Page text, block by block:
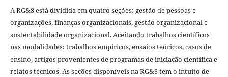
A RG&S está dividida em quatro seções: gestão de pessoas e
organizações, finanças organizacionais, gestão organizacional e
sustentabilidade organizacional. Aceitando trabalhos científicos
nas modalidades: trabalhos empíricos, ensaios teóricos, casos de
ensino, artigos provenientes de programas de iniciação científica e
relatos técnicos. As seções disponíveis na RG&S tem o intuito de